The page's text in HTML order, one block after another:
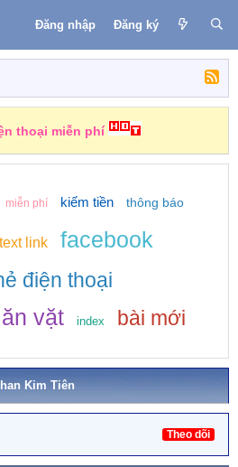
Đăng nhập Đăng ký
thoại miễn phí
miễn phí kiếm tiền thông báo
text link facebook
điện thoại
ăn vặt index bài mới
Kim Tiên
Theo dõi